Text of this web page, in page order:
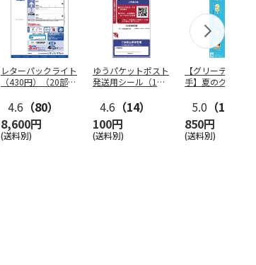
レターパックライト
（430円）（20部セ
4.6 （80）
8,600円
(送料別)
ゆうパケットポスト
発送用シール（1個
4.6 （14）
100円
(送料別)
【グリーティング切
手】夏のグリーティ
5.0 （10）
850円
(送料別)